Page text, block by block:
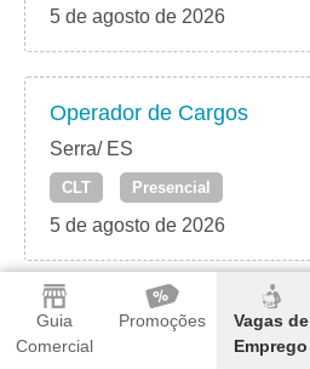
Guia
Comercial
Promoções
Vagas de
Emprego
5 de agosto de 2026
Operador de Cargos
Serra/ ES
CLT Presencial
5 de agosto de 2026
Operador de Acabadora
Serra/ ES